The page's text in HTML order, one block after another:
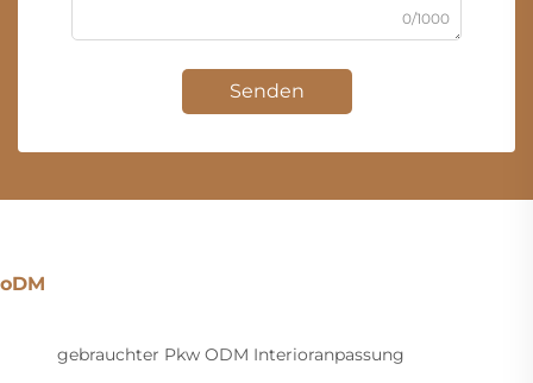
0/1000
Senden
oDM
gebrauchter Pkw ODM Interioranpassung